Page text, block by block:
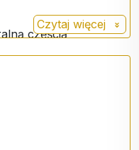
częścią
są znane ze
na organizm od
i innych substancji
Czytaj więcej